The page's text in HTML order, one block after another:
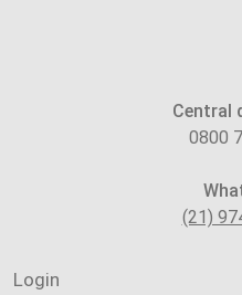
Central
0800
(21)
Login